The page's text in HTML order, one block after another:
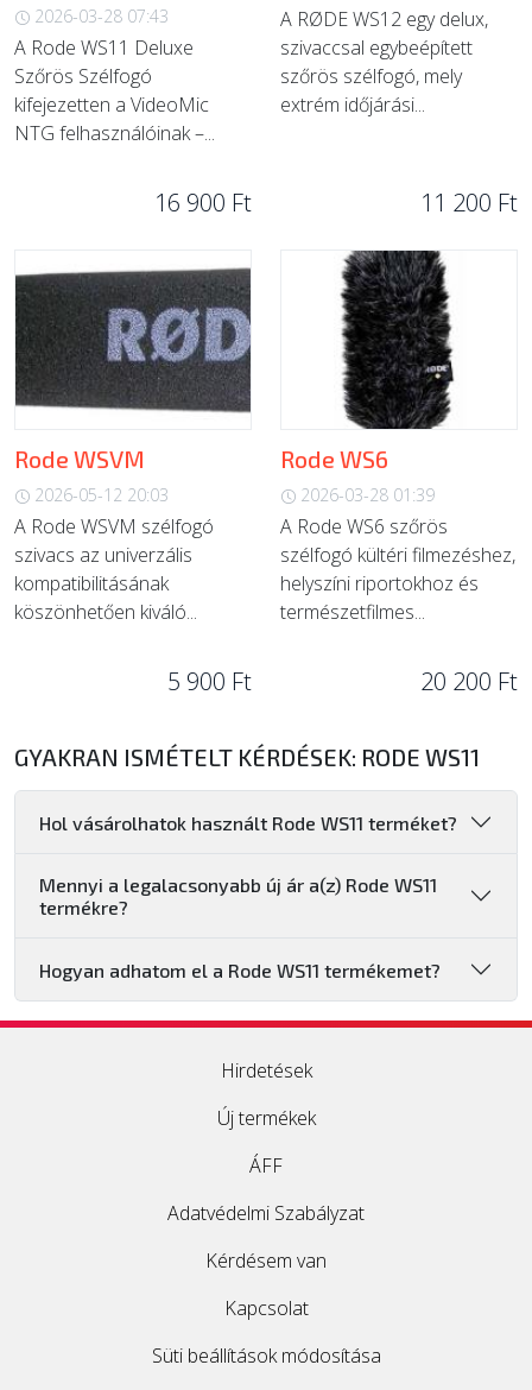
2026-03-28 07:43
A Rode WS11 Deluxe
Szőrös Szélfogó
kifejezetten a VideoMic
NTG felhasználóinak –...
16 900 Ft
A RØDE WS12 egy delux,
szivaccsal egybeépített
szőrös szélfogó, mely
extrém időjárási...
11 200 Ft
Rode WSVM
2026-05-12 20:03
A Rode WSVM szélfogó
szivacs az univerzális
kompatibilitásának
köszönhetően kiváló...
5 900 Ft
Rode WS6
2026-03-28 01:39
A Rode WS6 szőrös
szélfogó kültéri filmezéshez,
helyszíni riportokhoz és
természetfilmes...
20 200 Ft
GYAKRAN ISMÉTELT KÉRDÉSEK: RODE WS11
Hol vásárolhatok használt Rode WS11 terméket?
Mennyi a legalacsonyabb új ár a(z) Rode WS11
termékre?
Hogyan adhatom el a Rode WS11 termékemet?
Hirdetések
Új termékek
ÁFF
Adatvédelmi Szabályzat
Kérdésem van
Kapcsolat
Süti beállítások módosítása